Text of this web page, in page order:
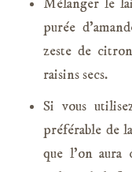
Mélanger le
purée
zeste de
raisins secs.
Si vous
préférable de
que l’on aura